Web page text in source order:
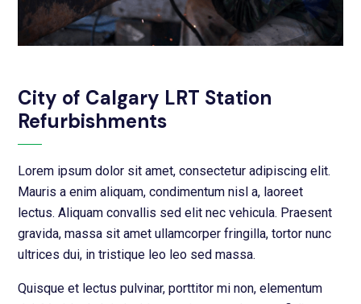
City of Calgary LRT Station
Refurbishments
Lorem ipsum dolor sit amet, consectetur adipiscing elit.
Mauris a enim aliquam, condimentum nisl a, laoreet
lectus. Aliquam convallis sed elit nec vehicula. Praesent
gravida, massa sit amet ullamcorper fringilla, tortor nunc
ultrices dui, in tristique leo leo sed massa.
Quisque et lectus pulvinar, porttitor mi non, elementum